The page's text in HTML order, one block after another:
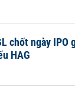
chốt ngày
HAG